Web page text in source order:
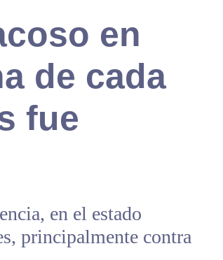
en
de cada
fue
en el estado
principalmente contra